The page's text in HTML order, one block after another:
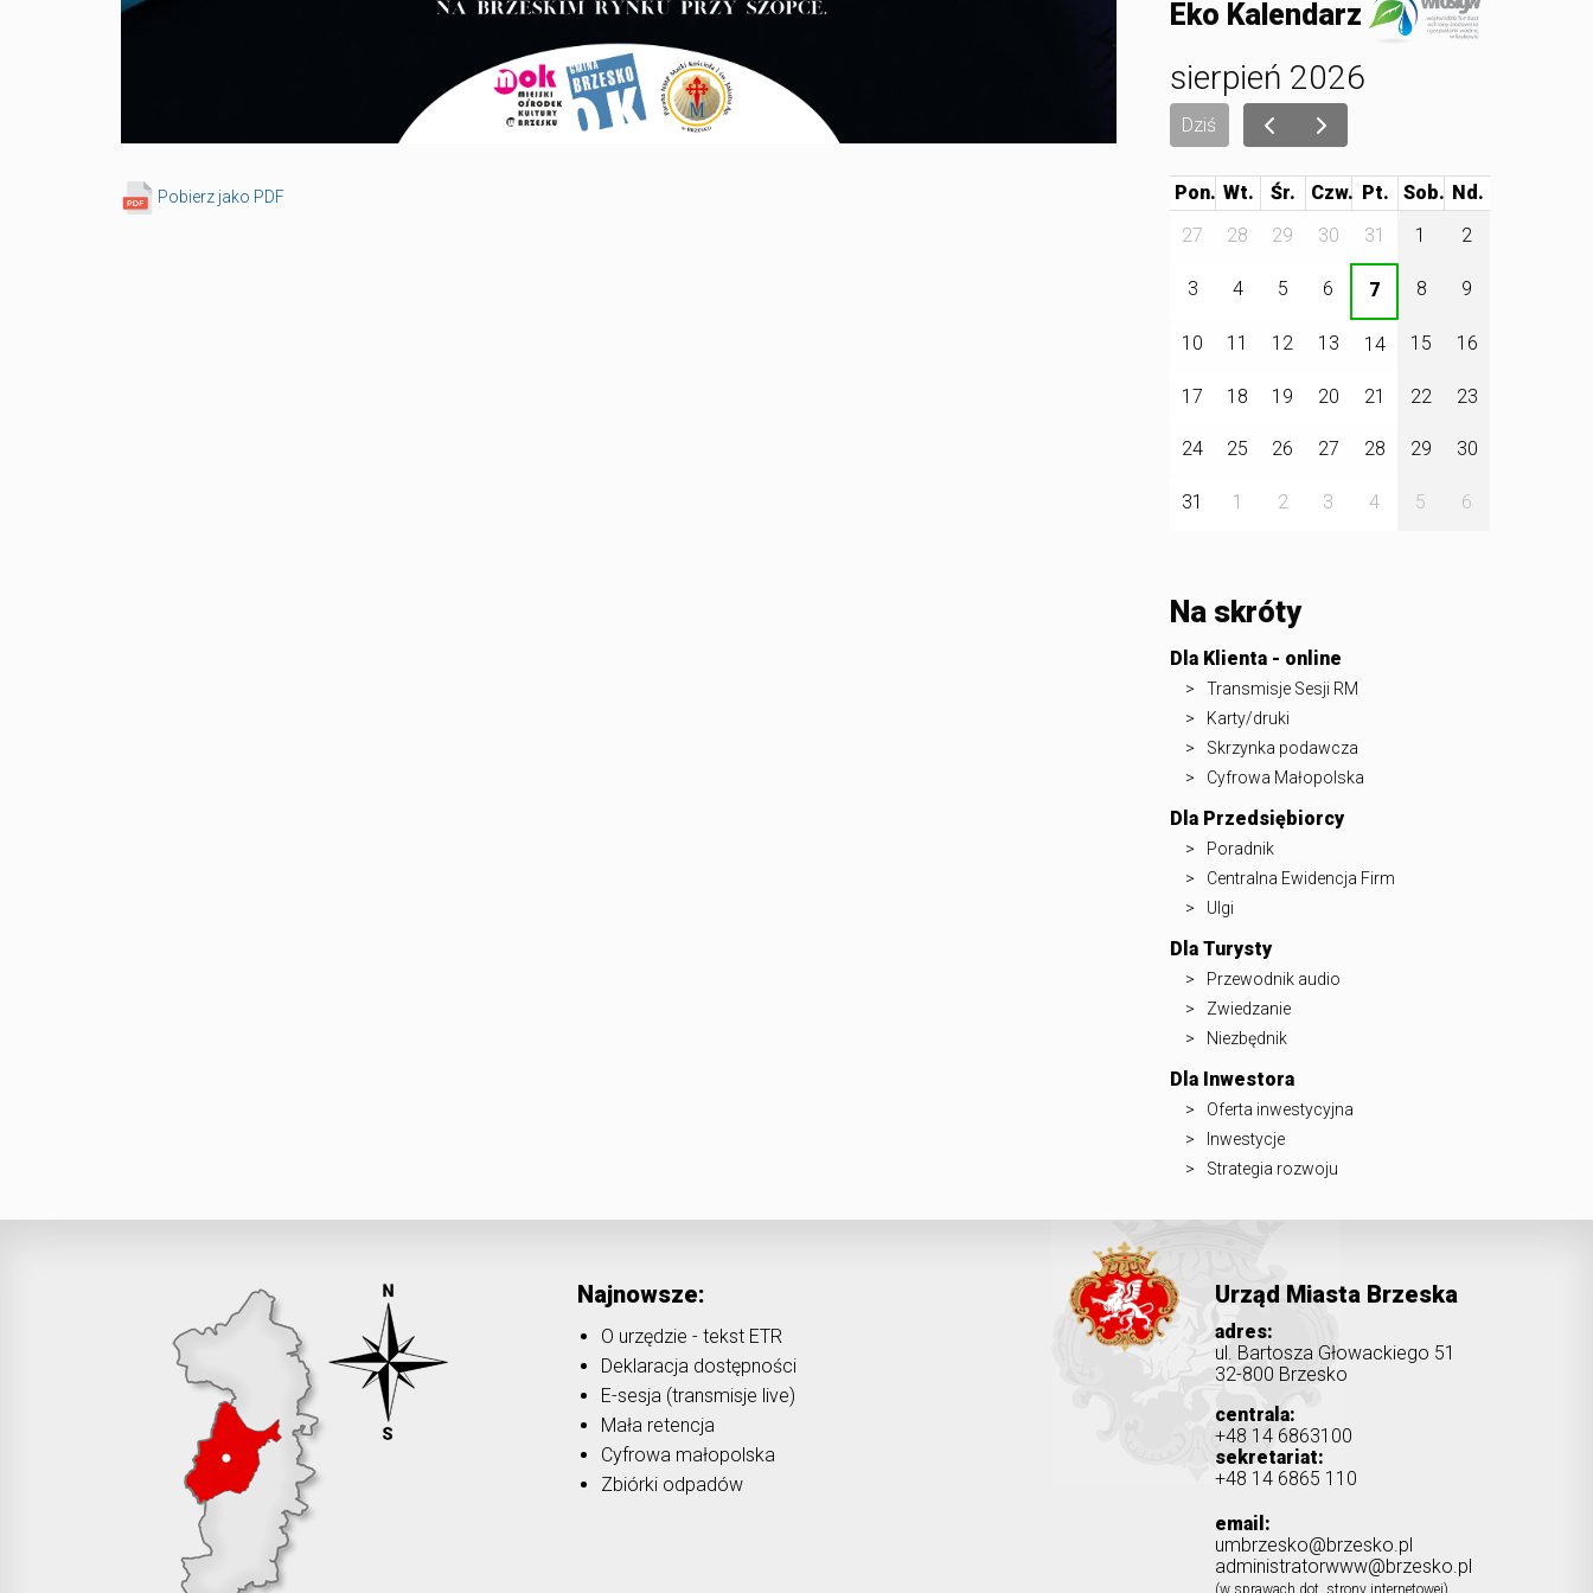
Pobierz jako PDF
Eko Kalendarz
sierpień 2026
Dziś
Pon. Wt. Śr. Czw. Pt.
Sob.
27
28 29 30 31 1 2
3 4 5 6 7 8 9
10 11 12 13 14 15 16
17 18 19 20 21 22 23
24 25 26 27 28 29 30
31 1 2 3 4 5 6
Na skróty
Dla Klienta - online
Transmisje Sesji RM
Karty/druki
Skrzynka podawcza
Cyfrowa Małopolska
Dla Przedsiębiorcy
Poradnik
Centralna Ewidencja Firm
Ulgi
Dla Turysty
Przewodnik audio
Zwiedzanie
Niezbędnik
Dla Inwestora
Oferta inwestycyjna
Inwestycje
Strategia rozwoju
Najnowsze:
O urzędzie - tekst ETR
Deklaracja dostępności
E-sesja (transmisje live)
Mała retencja
Cyfrowa małopolska
Zbiórki odpadów
Urząd Miasta Brzeska
adres:
ul. Bartosza Głowackiego 51
32-800 Brzesko
centrala:
+48 14 6863100
sekretariat:
+48 14 6865 110
email:
umbrzesko@brzesko.pl
administratorwww@brzesko.pl